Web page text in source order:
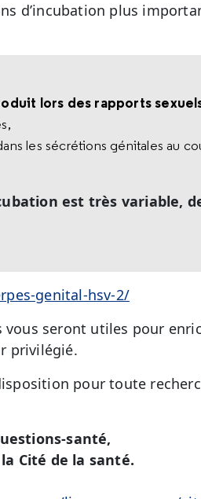
d’incubation plus
lors des rapports
les sécrétions génitales au
est très variable,
genital-hsv-2/
seront utiles pour
privilégié.
pour toute
santé,
Cité de la santé.